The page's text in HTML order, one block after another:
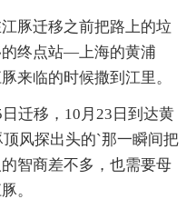
豚迁移之前把路上的垃
终点站—上海的黄浦
来临的时候撒到江里。
迁移，10月23日到达黄
风探出头的`那一瞬间把
智商差不多，也需要母
。